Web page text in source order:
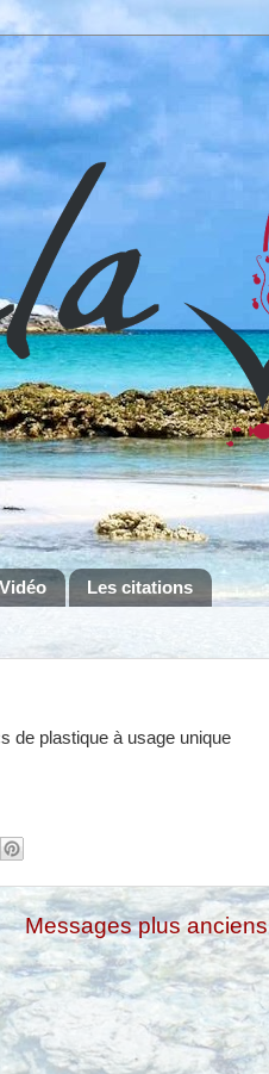
Vidéo Les citations
de plastique à usage unique
Messages plus anciens